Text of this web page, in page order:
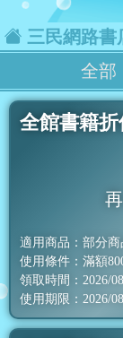
三民網路書
全部
全館書籍折
適用商品：部分
使用條件：滿額
領取時間：2026/
使用期限：2026/